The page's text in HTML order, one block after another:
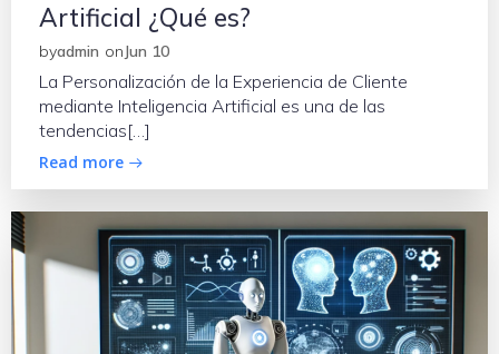
Artificial ¿Qué es?
byadmin onJun 10
La Personalización de la Experiencia de Cliente
mediante Inteligencia Artificial es una de las
tendencias[…]
Read more